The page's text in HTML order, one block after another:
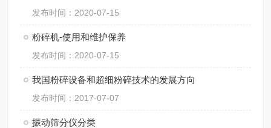
发布时间：2020-07-15
粉碎机-使用和维护保养
发布时间：2020-07-15
我国粉碎设备和超细粉碎技术的发展方向
发布时间：2017-07-07
振动筛分仪分类